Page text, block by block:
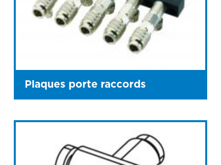
Plaques porte raccords